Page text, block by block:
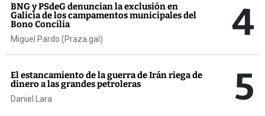
BNG y PSdeG denuncian la exclusión en
Galicia de los campamentos municipales del
Bono Concilia
Miguel Pardo (Praza.gal) 4
El estancamiento de la guerra de Irán riega de
dinero a las grandes petroleras
Daniel Lara 5